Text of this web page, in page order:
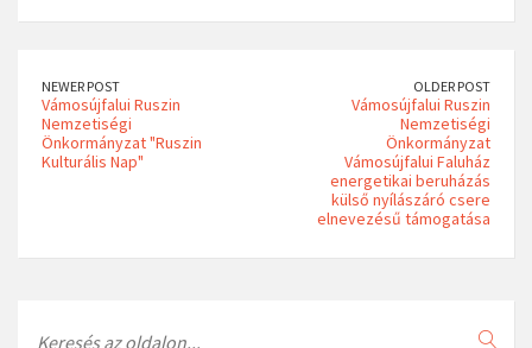
NEWER POST
Vámosújfalui Ruszin
Nemzetiségi
Önkormányzat "Ruszin
Kulturális Nap"
OLDER POST
Vámosújfalui Ruszin
Nemzetiségi
Önkormányzat
Vámosújfalui Faluház
energetikai beruházás
külső nyílászáró csere
elnevezésű támogatása